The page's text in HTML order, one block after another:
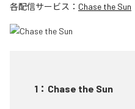
各配信サービス： Chase the Sun
1 ： Chase the Sun